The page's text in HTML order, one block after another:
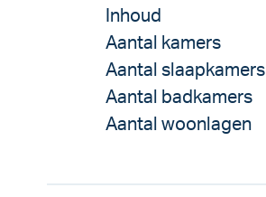
Inhoud
Aantal kamers
Aantal slaapkamers
Aantal badkamers
Aantal woonlagen